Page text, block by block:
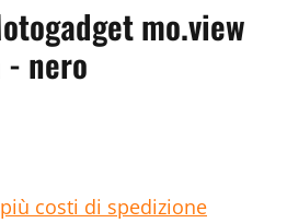
mo.view
nero
costi di spedizione